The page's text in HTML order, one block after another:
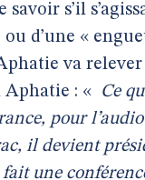
savoir s’il
ou d’une «
va relever
Aphatie : « Ce
pour
il devient
une